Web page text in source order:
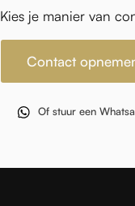
Kies je manier van
Contact
Of stuur een